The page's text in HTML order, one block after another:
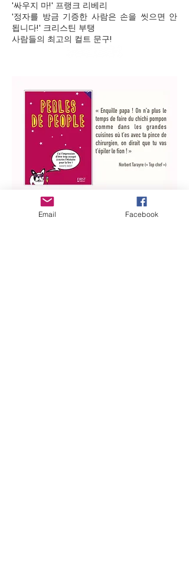
'싸우지 마!' 프랭크 리베리
'정자를 방금 기증한 사람은 손을 씻으면 안
됩니다!' 크리스틴 부탱
사람들의 최고의 컬트 문구!
Email Facebook